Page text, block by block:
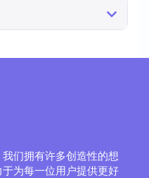
们拥有许多创造性的想
为每一位用户提供更好